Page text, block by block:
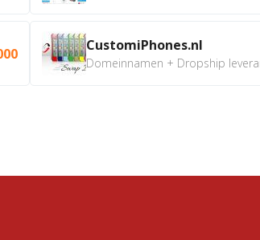
CustomiPhones.nl
Domeinnamen + Dropship